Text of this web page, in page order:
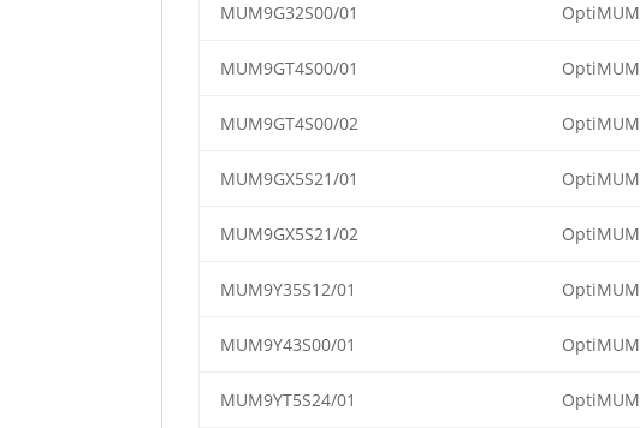
MUM9G32S00/01 OptiMUM
MUM9GT4S00/01 OptiMUM
MUM9GT4S00/02 OptiMUM
MUM9GX5S21/01 OptiMUM
MUM9GX5S21/02 OptiMUM
MUM9Y35S12/01 OptiMUM
MUM9Y43S00/01 OptiMUM
MUM9YT5S24/01 OptiMUM